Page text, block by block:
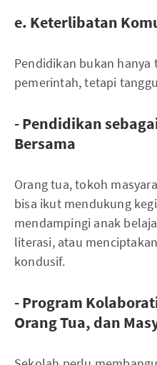
e. Keterlibatan
Pendidikan bukan hanya
pemerintah, tetapi
- Pendidikan
Bersama
Orang tua, tokoh
bisa ikut mendukung
mendampingi anak
literasi, atau
kondusif.
- Program
Orang Tua, dan